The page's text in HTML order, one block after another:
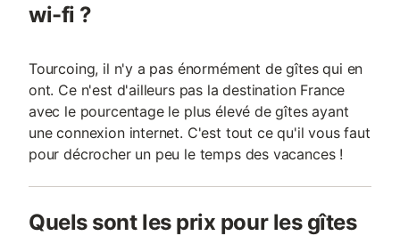
wi-fi ?
Tourcoing, il n'y a pas énormément de gîtes qui en
ont. Ce n'est d'ailleurs pas la destination France
avec le pourcentage le plus élevé de gîtes ayant
une connexion internet. C'est tout ce qu'il vous faut
pour décrocher un peu le temps des vacances !
Quels sont les prix pour les gîtes